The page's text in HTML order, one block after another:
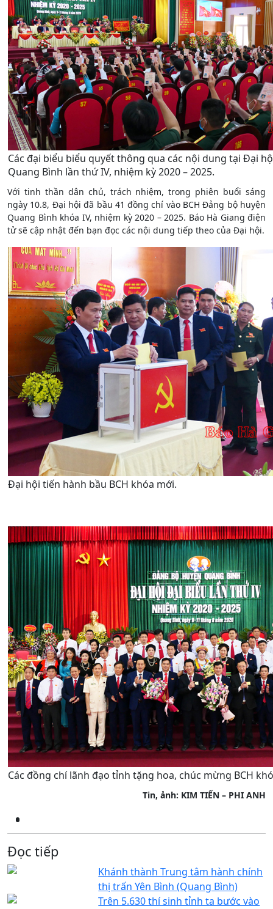
Các đại biểu biểu quyết thông qua các nội dung tại Đại
Quang Bình lần thứ IV, nhiệm kỳ 2020 – 2025.
Với tinh thần dân chủ, trách nhiệm, trong phiên buổi sáng
ngày 10.8, Đại hội đã bầu 41 đồng chí vào BCH Đảng bộ huyện
Quang Bình khóa IV, nhiệm kỳ 2020 – 2025. Báo Hà Giang điện
tử sẽ cập nhật đến bạn đọc các nội dung tiếp theo của Đại hội.
Đại hội tiến hành bầu BCH khóa mới.
Các đồng chí lãnh đạo tỉnh tặng hoa, chúc mừng BCH
Tin, ảnh: KIM TIẾN – PHI ANH
Đọc tiếp
Khánh thành Trung tâm hành chính
thị trấn Yên Bình (Quang Bình)
Trên 5.630 thí sinh tỉnh ta bước vào